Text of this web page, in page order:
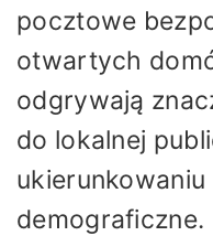
pocztowe
otwartych
odgrywają
do lokalnej
demograficzne.